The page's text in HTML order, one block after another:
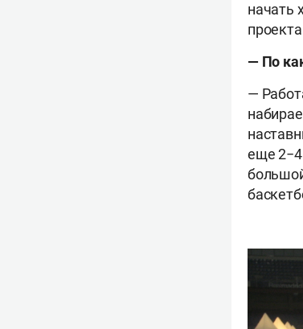
начать
— По
—
еще